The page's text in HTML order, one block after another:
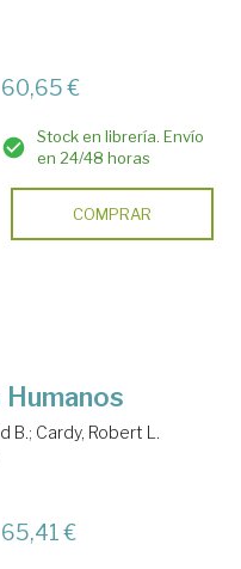
60,65 €
Stock en librería. Envío
en 24/48 horas
COMPRAR
B.; Cardy, Robert L.
65,41 €